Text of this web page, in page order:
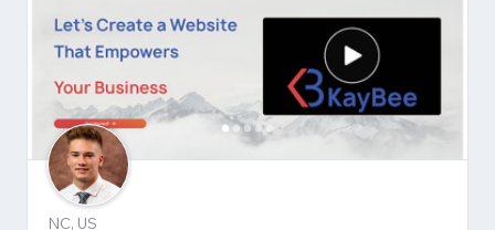
NC, US